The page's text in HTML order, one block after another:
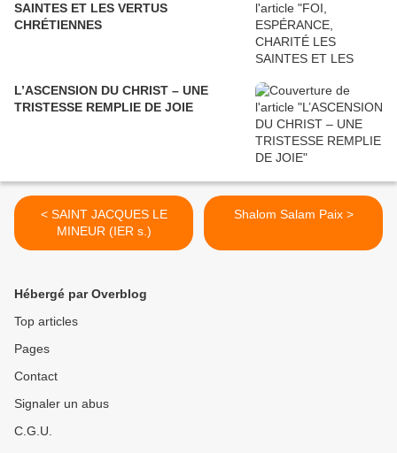
SAINTES ET LES VERTUS
CHRÉTIENNES
L’ASCENSION DU CHRIST – UNE
TRISTESSE REMPLIE DE JOIE
< SAINT JACQUES LE
MINEUR (IER s.)
Shalom Salam Paix >
Hébergé par Overblog
Top articles
Pages
Contact
Signaler un abus
C.G.U.